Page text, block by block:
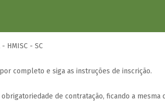
- HMISC - SC
completo e siga as instruções de inscrição.
de contratação, ficando a mesma